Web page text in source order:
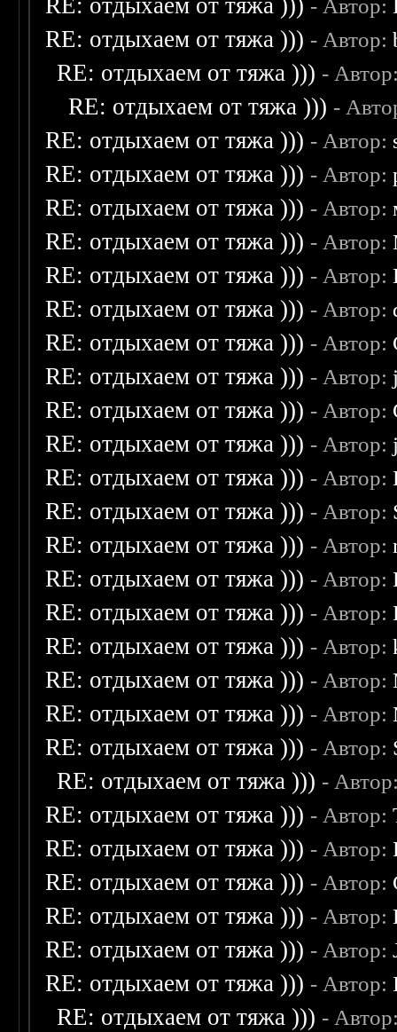
RE: отдыхаем от тяжа ))) - Автор:
RE: отдыхаем от тяжа ))) - Автор:
RE: отдыхаем от тяжа ))) -
RE: отдыхаем от тяжа ))) -
RE: отдыхаем от тяжа ))) - Автор:
RE: отдыхаем от тяжа ))) - Автор:
RE: отдыхаем от тяжа ))) - Автор:
RE: отдыхаем от тяжа ))) - Автор:
RE: отдыхаем от тяжа ))) - Автор:
RE: отдыхаем от тяжа ))) - Автор:
RE: отдыхаем от тяжа ))) - Автор:
RE: отдыхаем от тяжа ))) - Автор:
RE: отдыхаем от тяжа ))) - Автор:
RE: отдыхаем от тяжа ))) - Автор:
RE: отдыхаем от тяжа ))) - Автор:
RE: отдыхаем от тяжа ))) - Автор:
RE: отдыхаем от тяжа ))) - Автор:
RE: отдыхаем от тяжа ))) - Автор:
RE: отдыхаем от тяжа ))) - Автор:
RE: отдыхаем от тяжа ))) - Автор:
RE: отдыхаем от тяжа ))) - Автор:
RE: отдыхаем от тяжа ))) - Автор:
RE: отдыхаем от тяжа ))) - Автор:
RE: отдыхаем от тяжа ))) -
RE: отдыхаем от тяжа ))) - Автор:
RE: отдыхаем от тяжа ))) - Автор:
RE: отдыхаем от тяжа ))) - Автор:
RE: отдыхаем от тяжа ))) - Автор:
RE: отдыхаем от тяжа ))) - Автор:
RE: отдыхаем от тяжа ))) - Автор:
RE: отдыхаем от тяжа ))) -